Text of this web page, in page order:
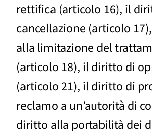
rettifica (articolo 16), il
cancellazione (articolo
alla limitazione del
(articolo 18), il diritto di
(articolo 21), il diritto di
reclamo a un’autorità di
diritto alla portabilità dei